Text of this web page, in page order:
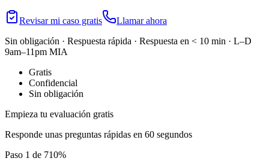
Revisar mi caso gratis
Llamar ahora
Sin obligación · Respuesta rápida · Respuesta en < 10 min · L–D
9am–11pm MIA
Gratis
Confidencial
Sin obligación
Empieza tu evaluación gratis
Responde unas preguntas rápidas en 60 segundos
Paso 1 de 710%